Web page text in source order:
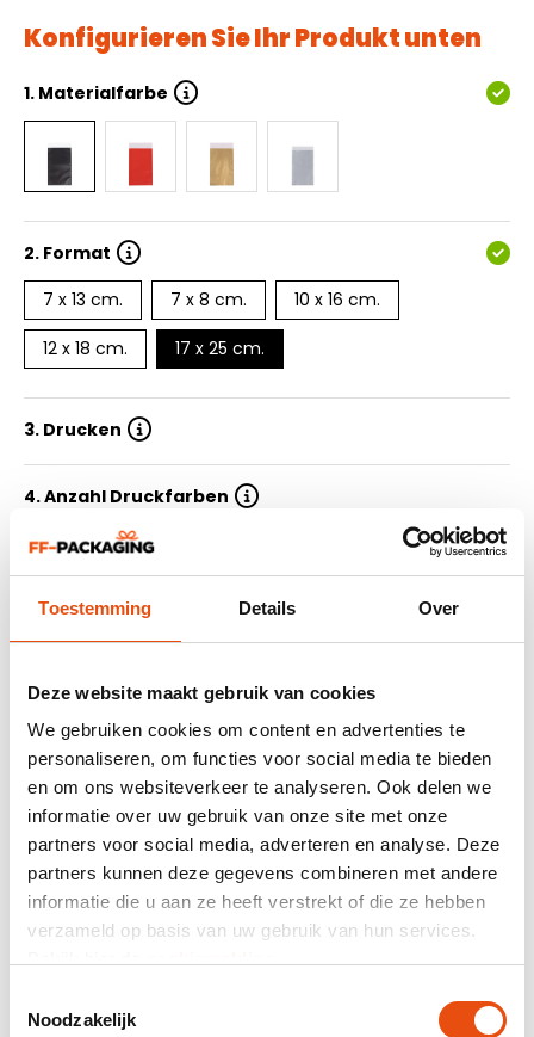
Toestemming Details Over
Deze website maakt gebruik van cookies
We gebruiken cookies om content en advertenties te
personaliseren, om functies voor social media te bieden
en om ons websiteverkeer te analyseren. Ook delen we
informatie over uw gebruik van onze site met onze
partners voor social media, adverteren en analyse. Deze
partners kunnen deze gegevens combineren met andere
informatie die u aan ze heeft verstrekt of die ze hebben
verzameld op basis van uw gebruik van hun services.
Noodzakelijk
dieser Papiertüten ist mit eine…
Konfigurieren Sie Ihr Produkt unten
1. Materialfarbe
2. Format
7 x 13 cm.
7 x 8 cm. 10 x 16 cm.
12 x 18 cm. 17 x 25 cm.
3. Drucken
4. Anzahl Druckfarben
7. Design einreichen
Zusammenfassung
464 beurteilung
Gesamtpreis
exkl. MwSt. 272,73 €*
Produktnummer: